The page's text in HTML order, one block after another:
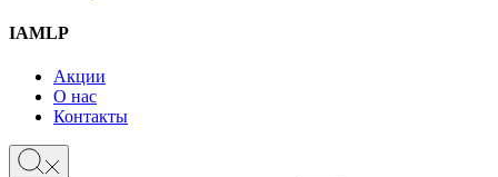
IAMLP
Акции
О нас
Контакты